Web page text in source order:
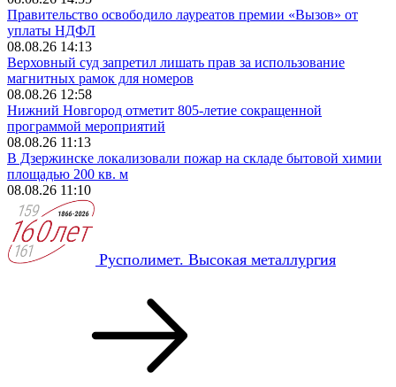
Правительство освободило лауреатов премии «Вызов» от
уплаты НДФЛ
08.08.26 14:13
Верховный суд запретил лишать прав за использование
магнитных рамок для номеров
08.08.26 12:58
Нижний Новгород отметит 805-летие сокращенной
программой мероприятий
08.08.26 11:13
В Дзержинске локализовали пожар на складе бытовой химии
площадью 200 кв. м
08.08.26 11:10
Русполимет. Высокая металлургия